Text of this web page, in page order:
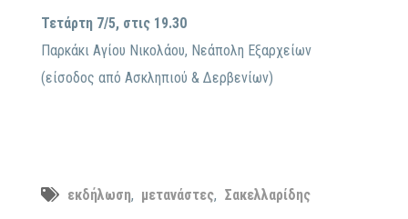
Τετάρτη 7/5, στις 19.30
Παρκάκι Αγίου Νικολάου, Νεάπολη Εξαρχείων
(είσοδος από Ασκληπιού & Δερβενίων)
εκδήλωση, μετανάστες, Σακελλαρίδης